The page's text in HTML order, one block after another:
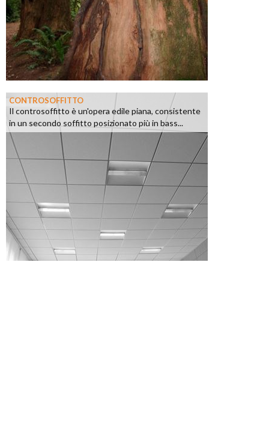
CONTROSOFFITTO
Il controsoffitto è un'opera edile piana, consistente
in un secondo soffitto posizionato più in bass...